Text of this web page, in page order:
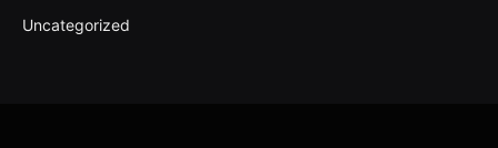
Uncategorized